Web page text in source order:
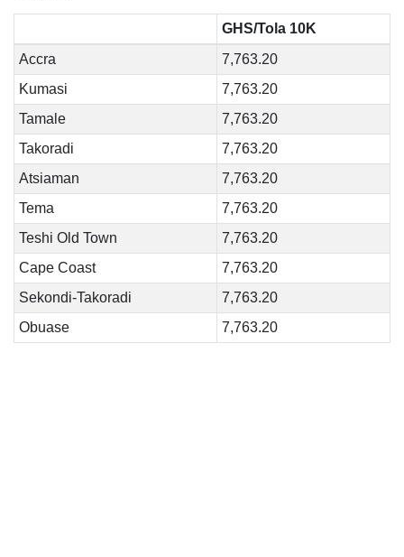
GHS/Tola 10K
Accra
7,763.20
Kumasi
7,763.20
Tamale
7,763.20
Takoradi
7,763.20
Atsiaman
7,763.20
Tema
7,763.20
Teshi Old Town
7,763.20
Cape Coast
7,763.20
Sekondi-Takoradi
7,763.20
Obuase
7,763.20